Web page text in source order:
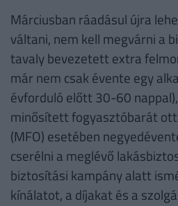
Márciusban ráadásul újra
váltani, nem kell megvárni a
tavaly bevezetett extra
már nem csak évente egy
évforduló előtt 30-60
minősített fogyasztóbarát
(MFO) esetében
cserélni a meglévő
biztosítási kampány alatt
kínálatot, a díjakat és a